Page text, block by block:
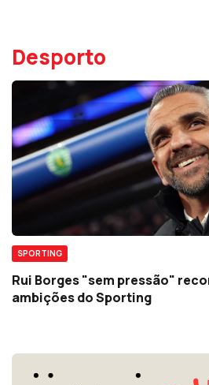
Desporto
SPORTING
Rui Borges "sem pressão"
ambições do Sporting